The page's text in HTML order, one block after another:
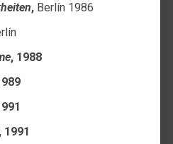
,Berlín 1986
, 1988
1991